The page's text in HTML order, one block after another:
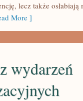
lecz także
More ]
wydarzeń